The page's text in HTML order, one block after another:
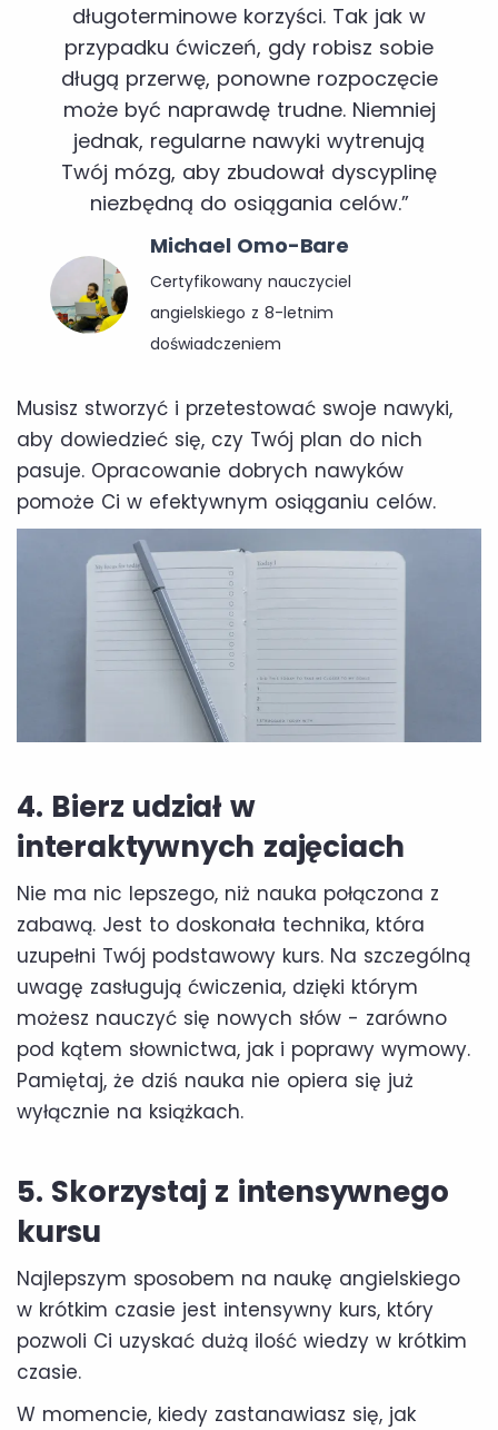
długoterminowe korzyści. Tak jak w
przypadku ćwiczeń, gdy robisz sobie
długą przerwę, ponowne rozpoczęcie
może być naprawdę trudne. Niemniej
jednak, regularne nawyki wytrenują
Twój mózg, aby zbudował dyscyplinę
niezbędną do osiągania celów.”
Michael Omo-Bare
Certyfikowany nauczyciel
angielskiego z 8-letnim
doświadczeniem
Musisz stworzyć i przetestować swoje nawyki,
aby dowiedzieć się, czy Twój plan do nich
pasuje. Opracowanie dobrych nawyków
pomoże Ci w efektywnym osiąganiu celów.
4. Bierz udział w
interaktywnych zajęciach
Nie ma nic lepszego, niż nauka połączona z
zabawą. Jest to doskonała technika, która
uzupełni Twój podstawowy kurs. Na szczególną
uwagę zasługują ćwiczenia, dzięki którym
możesz nauczyć się nowych słów - zarówno
pod kątem słownictwa, jak i poprawy wymowy.
Pamiętaj, że dziś nauka nie opiera się już
wyłącznie na książkach.
5. Skorzystaj z intensywnego
kursu
Najlepszym sposobem na naukę angielskiego
w krótkim czasie jest intensywny kurs, który
pozwoli Ci uzyskać dużą ilość wiedzy w krótkim
czasie.
W momencie, kiedy zastanawiasz się, jak